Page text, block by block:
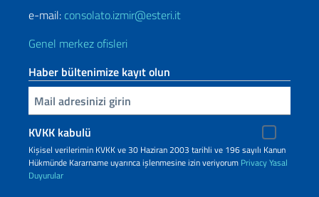
e-mail: consolato.izmir@esteri.it
Genel merkez ofisleri
Haber bültenimize kayıt olun
Inserisci la tua email
KVKK kabulü
Kişisel verilerimin KVKK ve 30 Haziran 2003 tarihli ve 196 sayılı Kanun
Hükmünde Kararname uyarınca işlenmesine izin veriyorum PrivacyYasal
Duyurular